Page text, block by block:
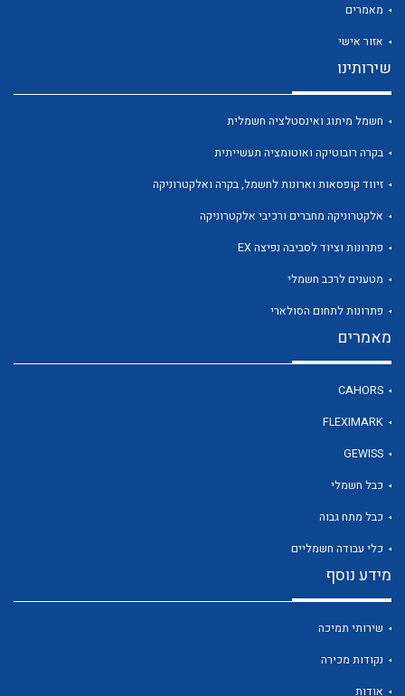
לכל מוצרי היצרן
מאמרים
אזור אישי
שירותינו
חשמל מיתוג ואינסטלציה חשמלית
בקרה רובוטיקה ואוטומציה תעשייתית
זיווד קופסאות וארונות לחשמל, בקרה ואלקטרוניקה
אלקטרוניקה מחברים ורכיבי אלקטרוניקה
פתרונות וציוד לסביבה נפיצה EX
מטענים לרכב חשמלי
פתרונות לתחום הסולארי
מאמרים
CAHORS
FLEXIMARK
GEWISS
כבל חשמלי
כבל מתח גבוה
כלי עבודה חשמליים
מידע נוסף
שירותי תמיכה
נקודות מכירה
אודות